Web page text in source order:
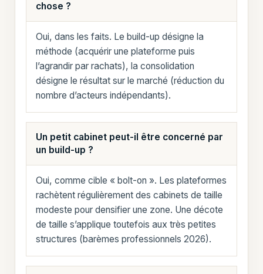
chose ?
Oui, dans les faits. Le build-up désigne la
méthode (acquérir une plateforme puis
l’agrandir par rachats), la consolidation
désigne le résultat sur le marché (réduction du
nombre d’acteurs indépendants).
Un petit cabinet peut-il être concerné par
un build-up ?
Oui, comme cible « bolt-on ». Les plateformes
rachètent régulièrement des cabinets de taille
modeste pour densifier une zone. Une décote
de taille s’applique toutefois aux très petites
structures (barèmes professionnels 2026).